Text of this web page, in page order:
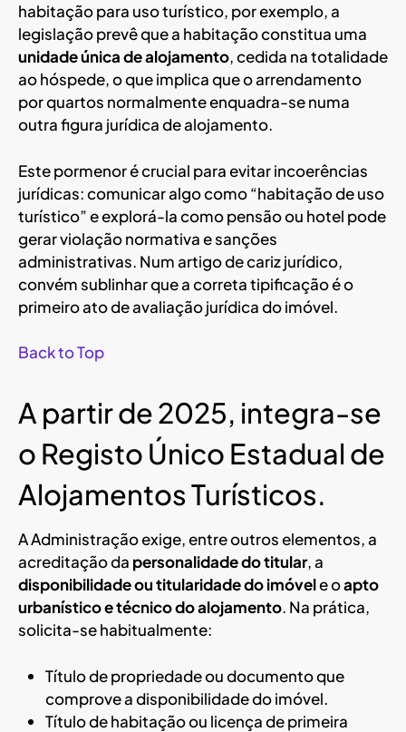
habitação para uso turístico, por exemplo, a
legislação prevê que a habitação constitua uma
unidade única de alojamento, cedida na totalidade
ao hóspede, o que implica que o arrendamento
por quartos normalmente enquadra-se numa
outra figura jurídica de alojamento.
Este pormenor é crucial para evitar incoerências
jurídicas: comunicar algo como “habitação de uso
turístico” e explorá-la como pensão ou hotel pode
gerar violação normativa e sanções
administrativas. Num artigo de cariz jurídico,
convém sublinhar que a correta tipificação é o
primeiro ato de avaliação jurídica do imóvel.
Back to Top
A partir de 2025, integra-se
o Registo Único Estadual de
Alojamentos Turísticos.
A Administração exige, entre outros elementos, a
acreditação da personalidade do titular, a
disponibilidade ou titularidade do imóvele oapto
urbanístico e técnico do alojamento. Na prática,
solicita-se habitualmente:
Título de propriedade ou documento que
comprove a disponibilidade do imóvel.
Título de habitação ou licença de primeira